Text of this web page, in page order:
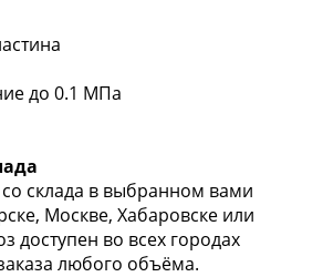
до 0.1 МПа
со склада в выбранном вами
Москве, Хабаровске или
доступен во всех городах
любого объёма.